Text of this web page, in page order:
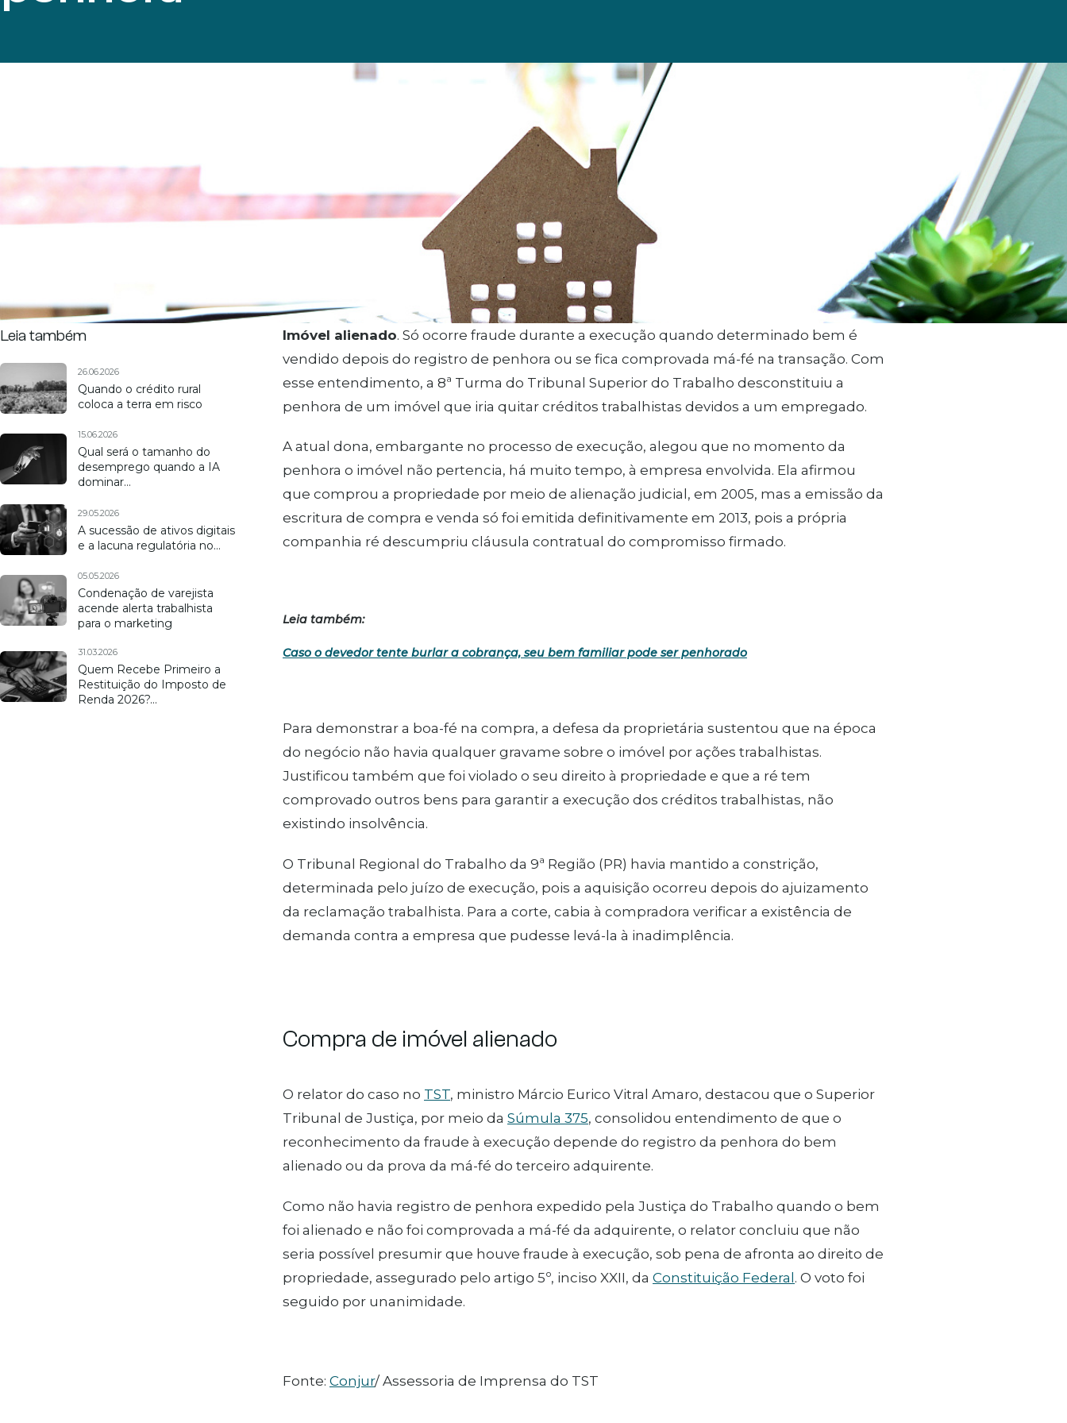
Leia também
26.06.2026
Quando o crédito rural
coloca a terra em risco
15.06.2026
Qual será o tamanho do
desemprego quando a IA
dominar…
29.05.2026
A sucessão de ativos digitais
e a lacuna regulatória no…
05.05.2026
Condenação de varejista
acende alerta trabalhista
para o marketing
31.03.2026
Quem Recebe Primeiro a
Restituição do Imposto de
Renda 2026?…
Imóvel alienado. Só ocorre fraude durante a execução quando determinado bem é
vendido depois do registro de penhora ou se fica comprovada má-fé na transação. Com
esse entendimento, a 8ª Turma do Tribunal Superior do Trabalho desconstituiu a
penhora de um imóvel que iria quitar créditos trabalhistas devidos a um empregado.
A atual dona, embargante no processo de execução, alegou que no momento da
penhora o imóvel não pertencia, há muito tempo, à empresa envolvida. Ela afirmou
que comprou a propriedade por meio de alienação judicial, em 2005, mas a emissão da
escritura de compra e venda só foi emitida definitivamente em 2013, pois a própria
companhia ré descumpriu cláusula contratual do compromisso firmado.
Leia também:
Caso o devedor tente burlar a cobrança, seu bem familiar pode ser penhorado
Para demonstrar a boa-fé na compra, a defesa da proprietária sustentou que na época
do negócio não havia qualquer gravame sobre o imóvel por ações trabalhistas.
Justificou também que foi violado o seu direito à propriedade e que a ré tem
comprovado outros bens para garantir a execução dos créditos trabalhistas, não
existindo insolvência.
O Tribunal Regional do Trabalho da 9ª Região (PR) havia mantido a constrição,
determinada pelo juízo de execução, pois a aquisição ocorreu depois do ajuizamento
da reclamação trabalhista. Para a corte, cabia à compradora verificar a existência de
demanda contra a empresa que pudesse levá-la à inadimplência.
Compra de imóvel alienado
O relator do caso no TST, ministro Márcio Eurico Vitral Amaro, destacou que o Superior
Tribunal de Justiça, por meio da Súmula 375, consolidou entendimento de que o
reconhecimento da fraude à execução depende do registro da penhora do bem
alienado ou da prova da má-fé do terceiro adquirente.
Como não havia registro de penhora expedido pela Justiça do Trabalho quando o bem
foi alienado e não foi comprovada a má-fé da adquirente, o relator concluiu que não
seria possível presumir que houve fraude à execução, sob pena de afronta ao direito de
propriedade, assegurado pelo artigo 5º, inciso XXII, da Constituição Federal. O voto foi
seguido por unanimidade.
Fonte: Conjur/ Assessoria de Imprensa do TST